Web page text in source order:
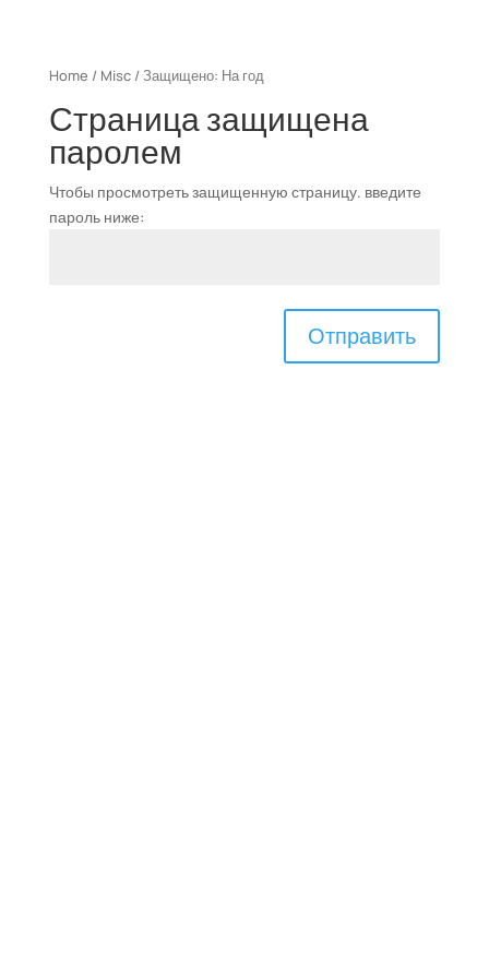
Home / Misc/ Защищено: На год
Страница защищена
паролем
Чтобы просмотреть защищенную страницу. введите
пароль ниже:
Отправить